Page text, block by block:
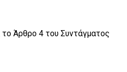
το Άρθρο 4 του Συντάγματος